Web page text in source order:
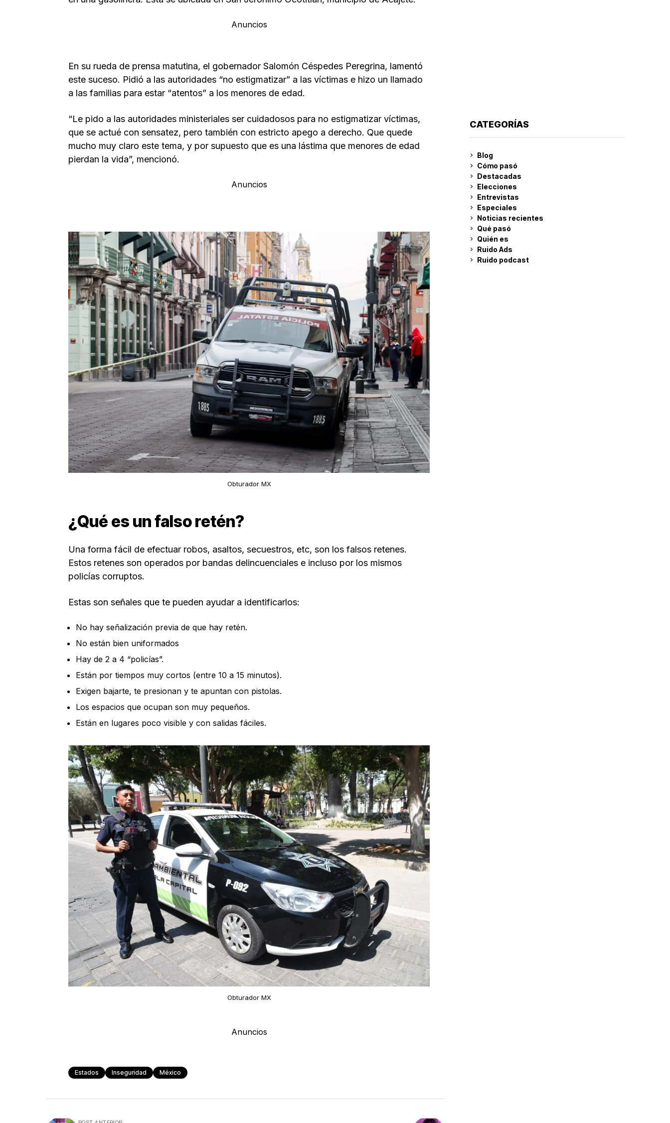
Anuncios
En su rueda de prensa matutina, el gobernador Salomón Céspedes Peregrina, lamentó
este suceso. Pidió a las autoridades “no estigmatizar” a las víctimas e hizo un llamado
a las familias para estar “atentos” a los menores de edad.
“Le pido a las autoridades ministeriales ser cuidadosos para no estigmatizar víctimas,
que se actué con sensatez, pero también con estricto apego a derecho. Que quede
mucho muy claro este tema, y por supuesto que es una lástima que menores de edad
pierdan la vida”, mencionó.
Anuncios
Obturador MX
¿Qué es un falso retén?
Una forma fácil de efectuar robos, asaltos, secuestros, etc, son los falsos retenes.
Estos retenes son operados por bandas delincuenciales e incluso por los mismos
policías corruptos.
Estas son señales que te pueden ayudar a identificarlos:
No hay señalización previa de que hay retén.
No están bien uniformados
Hay de 2 a 4 “policías”.
Están por tiempos muy cortos (entre 10 a 15 minutos).
Exigen bajarte, te presionan y te apuntan con pistolas.
Los espacios que ocupan son muy pequeños.
Están en lugares poco visible y con salidas fáciles.
Obturador MX
Anuncios
Estados Inseguridad México
CATEGORÍAS
Blog
Cómo pasó
Destacadas
Elecciones
Entrevistas
Especiales
Noticias recientes
Qué pasó
Quién es
Ruido Ads
Ruido podcast